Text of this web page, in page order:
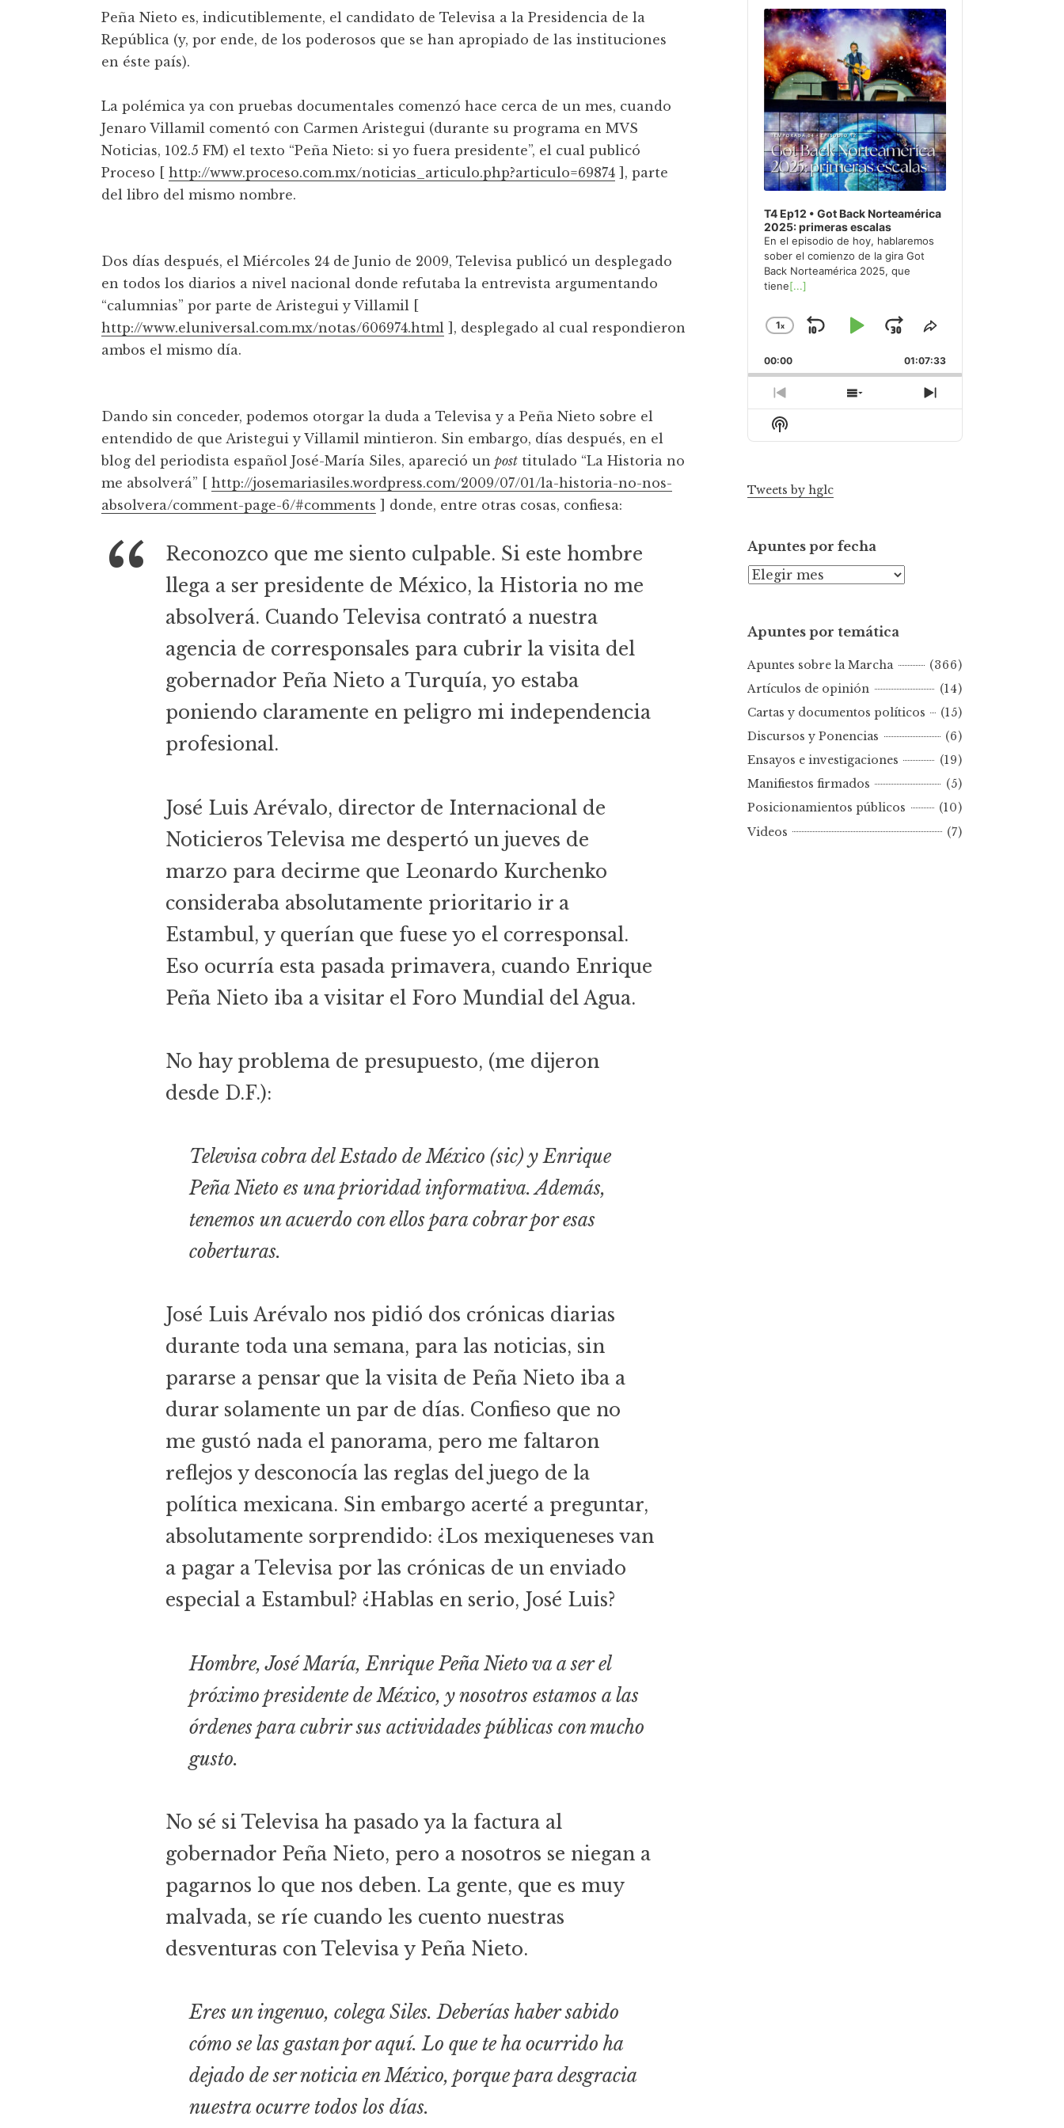
Peña Nieto es, indicutiblemente, el candidato de Televisa a la Presidencia de la
República (y, por ende, de los poderosos que se han apropiado de las instituciones
en éste país).
La polémica ya con pruebas documentales comenzó hace cerca de un mes, cuando
Jenaro Villamil comentó con Carmen Aristegui (durante su programa en MVS
Noticias, 102.5 FM) el texto “Peña Nieto: si yo fuera presidente”, el cual publicó
Proceso [ http://www.proceso.com.mx/noticias_articulo.php?articulo=69874 ], parte
del libro del mismo nombre.
Dos días después, el Miércoles 24 de Junio de 2009, Televisa publicó un desplegado
en todos los diarios a nivel nacional donde refutaba la entrevista argumentando
“calumnias” por parte de Aristegui y Villamil [
http://www.eluniversal.com.mx/notas/606974.html ], desplegado al cual respondieron
ambos el mismo día.
Dando sin conceder, podemos otorgar la duda a Televisa y a Peña Nieto sobre el
entendido de que Aristegui y Villamil mintieron. Sin embargo, días después, en el
blog del periodista español José-María Siles, apareció un post titulado “La Historia no
me absolverá” [ http://josemariasiles.wordpress.com/2009/07/01/la-historia-no-nos-
absolvera/comment-page-6/#comments ] donde, entre otras cosas, confiesa:
Reconozco que me siento culpable. Si este hombre
llega a ser presidente de México, la Historia no me
absolverá. Cuando Televisa contrató a nuestra
agencia de corresponsales para cubrir la visita del
gobernador Peña Nieto a Turquía, yo estaba
poniendo claramente en peligro mi independencia
profesional.
José Luis Arévalo, director de Internacional de
Noticieros Televisa me despertó un jueves de
marzo para decirme que Leonardo Kurchenko
consideraba absolutamente prioritario ir a
Estambul, y querían que fuese yo el corresponsal.
Eso ocurría esta pasada primavera, cuando Enrique
Peña Nieto iba a visitar el Foro Mundial del Agua.
No hay problema de presupuesto, (me dijeron
desde D.F.):
Televisa cobra del Estado de México (sic) y Enrique
Peña Nieto es una prioridad informativa. Además,
tenemos un acuerdo con ellos para cobrar por esas
coberturas.
José Luis Arévalo nos pidió dos crónicas diarias
durante toda una semana, para las noticias, sin
pararse a pensar que la visita de Peña Nieto iba a
durar solamente un par de días. Confieso que no
me gustó nada el panorama, pero me faltaron
reflejos y desconocía las reglas del juego de la
política mexicana. Sin embargo acerté a preguntar,
absolutamente sorprendido: ¿Los mexiqueneses van
a pagar a Televisa por las crónicas de un enviado
especial a Estambul? ¿Hablas en serio, José Luis?
Hombre, José María, Enrique Peña Nieto va a ser el
próximo presidente de México, y nosotros estamos a las
órdenes para cubrir sus actividades públicas con mucho
gusto.
No sé si Televisa ha pasado ya la factura al
gobernador Peña Nieto, pero a nosotros se niegan a
pagarnos lo que nos deben. La gente, que es muy
malvada, se ríe cuando les cuento nuestras
desventuras con Televisa y Peña Nieto.
Eres un ingenuo, colega Siles. Deberías haber sabido
cómo se las gastan por aquí. Lo que te ha ocurrido ha
dejado de ser noticia en México, porque para desgracia
nuestra ocurre todos los días.
Player
T4 Ep12 • Got Back Norteamérica
2025: primeras escalas
En el episodio de hoy, hablaremos
sober el comienzo de la gira Got
Back Norteamérica 2025, que
tiene[...]
Change
Rate
1x
Skip
Backward
Play
Pause
Jump
Forward
Share
Episode
00:00 01:07:33
Previous
Episode
Show
Episodes
Next
Episode
Show
Podcast
Tweets by hglc
Apuntes por fecha
A
n
e
s
p
f
e
c
a
Apuntes por temática
Apuntes sobre la Marcha
(366)
Artículos de opinión
(14)
Cartas y documentos políticos
(15)
Discursos y Ponencias
(6)
Ensayos e investigaciones
(19)
Manifiestos firmados
(5)
Posicionamientos públicos
(10)
Videos
(7)